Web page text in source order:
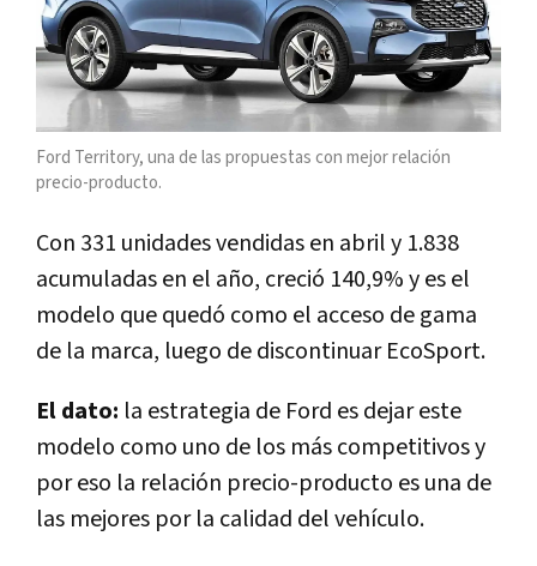
Ford Territory, una de las propuestas con mejor relación
precio-producto.
Con 331 unidades vendidas en abril y 1.838
acumuladas en el año, creció 140,9% y es el
modelo que quedó como el acceso de gama
de la marca, luego de discontinuar EcoSport.
El dato: la estrategia de Ford es dejar este
modelo como uno de los más competitivos y
por eso la relación precio-producto es una de
las mejores por la calidad del vehículo.